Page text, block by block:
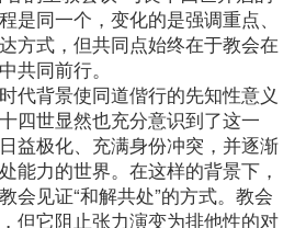
是同一个，变化的是强调重点、
方式，但共同点始终在于教会在
共同前行。
代背景使同道偕行的先知性意义
四世显然也充分意识到了这一
益极化、充满身份冲突，并逐渐
能力的世界。在这样的背景下，
会见证“和解共处”的方式。教会
但它阻止张力演变为排他性的对